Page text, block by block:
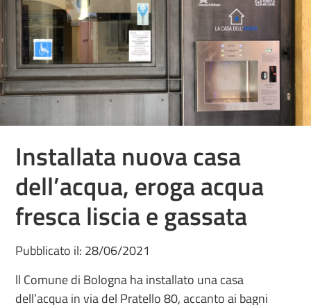
Installata nuova casa
dell’acqua, eroga acqua
fresca liscia e gassata
Pubblicato il: 28/06/2021
ll Comune di Bologna ha installato una casa
dell’acqua in via del Pratello 80, accanto ai bagni